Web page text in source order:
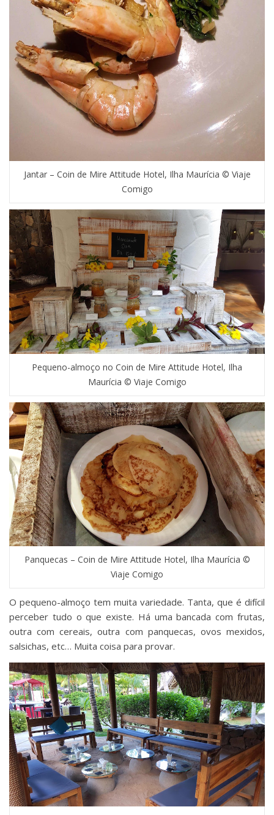
Jantar – Coin de Mire Attitude Hotel, Ilha Maurícia © Viaje
Comigo
Pequeno-almoço no Coin de Mire Attitude Hotel, Ilha
Maurícia © Viaje Comigo
Panquecas – Coin de Mire Attitude Hotel, Ilha Maurícia ©
Viaje Comigo
O pequeno-almoço tem muita variedade. Tanta, que é difícil
perceber tudo o que existe. Há uma bancada com frutas,
outra com cereais, outra com panquecas, ovos mexidos,
salsichas, etc… Muita coisa para provar.